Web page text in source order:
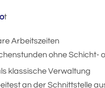
t
Arbeitszeiten
ohne Schicht-
klassische Verwaltung
an der Schnittstelle